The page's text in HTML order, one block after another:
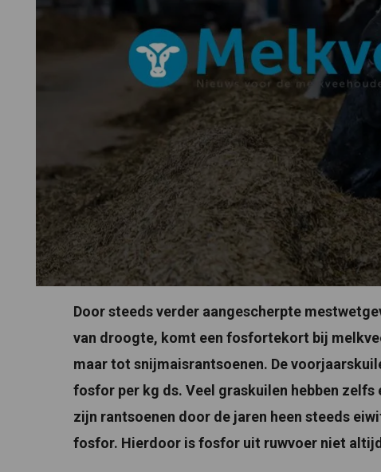
Door steeds verder aangescherpte
van droogte, komt een fosfortekort bij
maar tot snijmaisrantsoenen. De
fosfor per kg ds. Veel graskuilen hebben
zijn rantsoenen door de jaren heen steeds
fosfor. Hierdoor is fosfor uit ruwvoer niet